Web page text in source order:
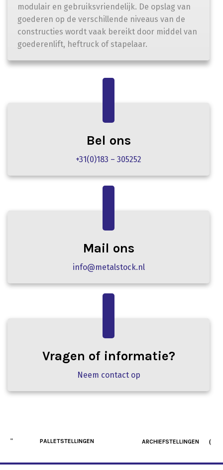
modulair en gebruiksvriendelijk. De opslag van
goederen op de verschillende niveaus van de
constructies wordt vaak bereikt door middel van
goederenlift, heftruck of stapelaar.
Bel ons
+31(0)183 – 305252
Mail ons
info@metalstock.nl
Vragen of informatie?
Neem contact op
PALLETSTELLINGEN ARCHIEFSTELLINGEN